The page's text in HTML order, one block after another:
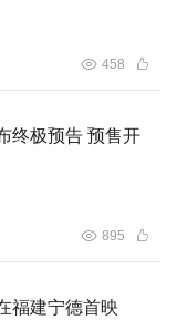
脆弱并存的莉莉。
温暖又动人，在告
458
终极预告 预售开
895
福建宁德首映